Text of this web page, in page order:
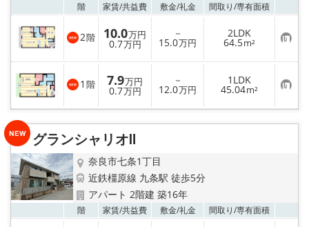
階 家賃/共益費 敷金/礼金 間取り/専有面積
2階 10.0万円
0.7万円
－
15.0万円
2LDK
64.5m² お
気
に
入
り
登
録
1 階 7.9万円
0.7万円
－
12.0万円
1LDK
45.04m² お
気
に
り
グランシャリオⅡ
奈良市七条1丁目
近鉄橿原線 九条駅 徒歩5分
アパート 2階建 築16年
階 家賃/共益費 敷金/礼金 間取り/専有面積